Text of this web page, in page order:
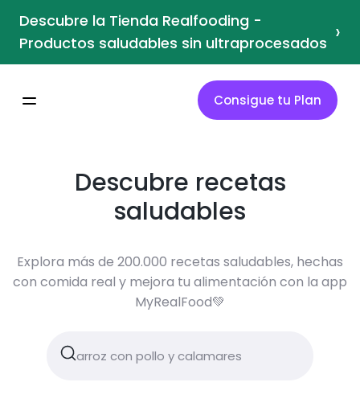
Descubre la Tienda Realfooding -
Productos saludables sin ultraprocesados ›
Consigue tu Plan
Descubre recetas
saludables
Explora más de 200.000 recetas saludables, hechas
con comida real y mejora tu alimentación con la app
MyRealFood💚